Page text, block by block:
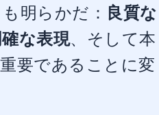
明らかだ： 良質な
な表現、そして本
要であることに変